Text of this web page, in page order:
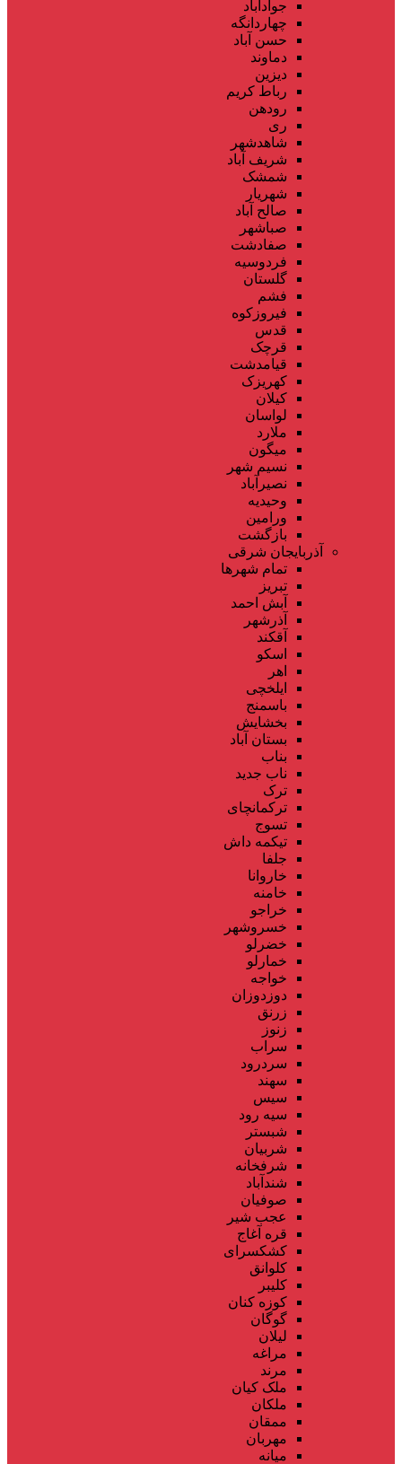
جوادآباد
چهاردانگه
حسن آباد
دماوند
دیزین
رباط کریم
رودهن
ری
شاهدشهر
شریف آباد
شمشک
شهریار
صالح آباد
صباشهر
صفادشت
فردوسیه
گلستان
فشم
فیروزکوه
قدس
قرچک
قیامدشت
کهریزک
کیلان
لواسان
ملارد
میگون
نسیم شهر
نصیرآباد
وحیدیه
ورامین
بازگشت
آذربایجان شرقی
تمام شهر‌ها
تبریز
آبش احمد
آذرشهر
آقکند
اسکو
اهر
ایلخچی
باسمنج
بخشایش
بستان آباد
بناب
ناب جدید
ترک
ترکمانچای
تسوج
تیکمه داش
جلفا
خاروانا
خامنه
خراجو
خسروشهر
خضرلو
خمارلو
خواجه
دوزدوزان
زرنق
زنوز
سراب
سردرود
سهند
سیس
سیه رود
شبستر
شربیان
شرفخانه
شندآباد
صوفیان
عجب شیر
قره آغاج
کشکسرای
کلوانق
کلیبر
کوزه کنان
گوگان
لیلان
مراغه
مرند
ملک کیان
ملکان
ممقان
مهربان
میانه